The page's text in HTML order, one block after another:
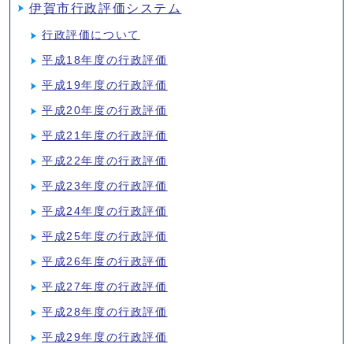
伊賀市行政評価システム
行政評価について
平成18年度の行政評価
平成19年度の行政評価
平成20年度の行政評価
平成21年度の行政評価
平成22年度の行政評価
平成23年度の行政評価
平成24年度の行政評価
平成25年度の行政評価
平成26年度の行政評価
平成27年度の行政評価
平成28年度の行政評価
平成29年度の行政評価